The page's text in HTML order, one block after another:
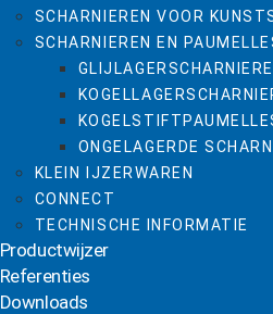
SCHARNIEREN VOOR
SCHARNIEREN EN
ONGELAGERDE
KLEIN IJZERWAREN
CONNECT
TECHNISCHE INFORMATIE
Productwijzer
Referenties
Downloads